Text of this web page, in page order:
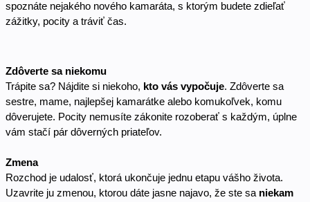
spoznáte nejakého nového kamaráta, s ktorým budete zdieľať
zážitky, pocity a tráviť čas.
Zdôverte sa niekomu
Trápite sa? Nájdite si niekoho, kto vás vypočuje. Zdôverte sa
sestre, mame, najlepšej kamarátke alebo komukoľvek, komu
dôverujete. Pocity nemusíte zákonite rozoberať s každým, úplne
vám stačí pár dôverných priateľov.
Zmena
Rozchod je udalosť, ktorá ukončuje jednu etapu vášho života.
Uzavrite ju zmenou, ktorou dáte jasne najavo, že ste sa niekam